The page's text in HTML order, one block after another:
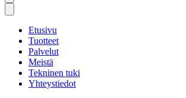
Etusivu
Tuotteet
Palvelut
Meistä
Tekninen tuki
Yhteystiedot